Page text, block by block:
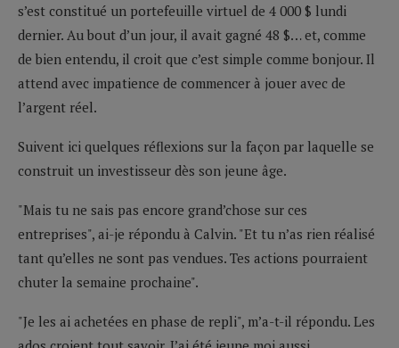
s’est constitué un portefeuille virtuel de 4 000 $ lundi
dernier. Au bout d’un jour, il avait gagné 48 $… et, comme
de bien entendu, il croit que c’est simple comme bonjour. Il
attend avec impatience de commencer à jouer avec de
l’argent réel.
Suivent ici quelques réflexions sur la façon par laquelle se
construit un investisseur dès son jeune âge.
"Mais tu ne sais pas encore grand’chose sur ces
entreprises", ai-je répondu à Calvin. "Et tu n’as rien réalisé
tant qu’elles ne sont pas vendues. Tes actions pourraient
chuter la semaine prochaine".
"Je les ai achetées en phase de repli", m’a-t-il répondu. Les